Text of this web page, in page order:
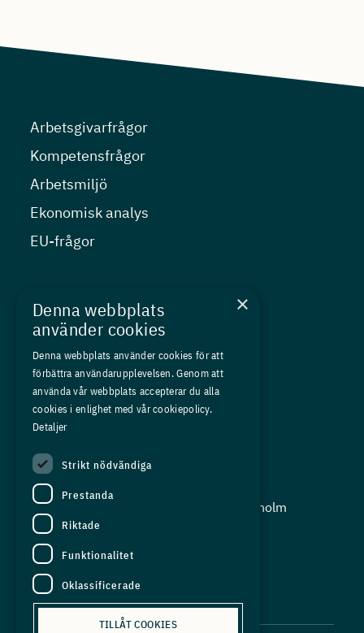
Arbetsgivarfrågor
Kompetensfrågor
Arbetsmiljö
Ekonomisk analys
EU-frågor
Kurser
Medlemskap
Om oss
Press
In English
Adress:
Storgatan 19, Box 5501, 114 85 Stockholm
Organisationsnummer:
556625 - 8389
E-post:
info@industriarbetsgivarna.se
×
Denna webbplats
använder cookies
Denna webbplats använder cookies för att
förbättra användarupplevelsen. Genom att
använda vår webbplats accepterar du alla
cookies i enlighet med vår cookiepolicy.
Detaljer
Strikt nödvändiga
Prestanda
Riktade
Funktionalitet
Oklassificerade
TILLÅT COOKIES